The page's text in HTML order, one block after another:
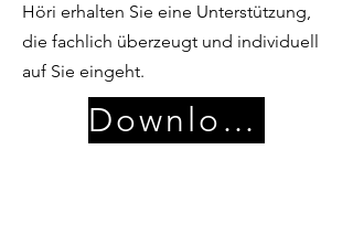
Höri erhalten Sie eine Unterstützung,
die fachlich überzeugt und individuell
auf Sie eingeht.
Download